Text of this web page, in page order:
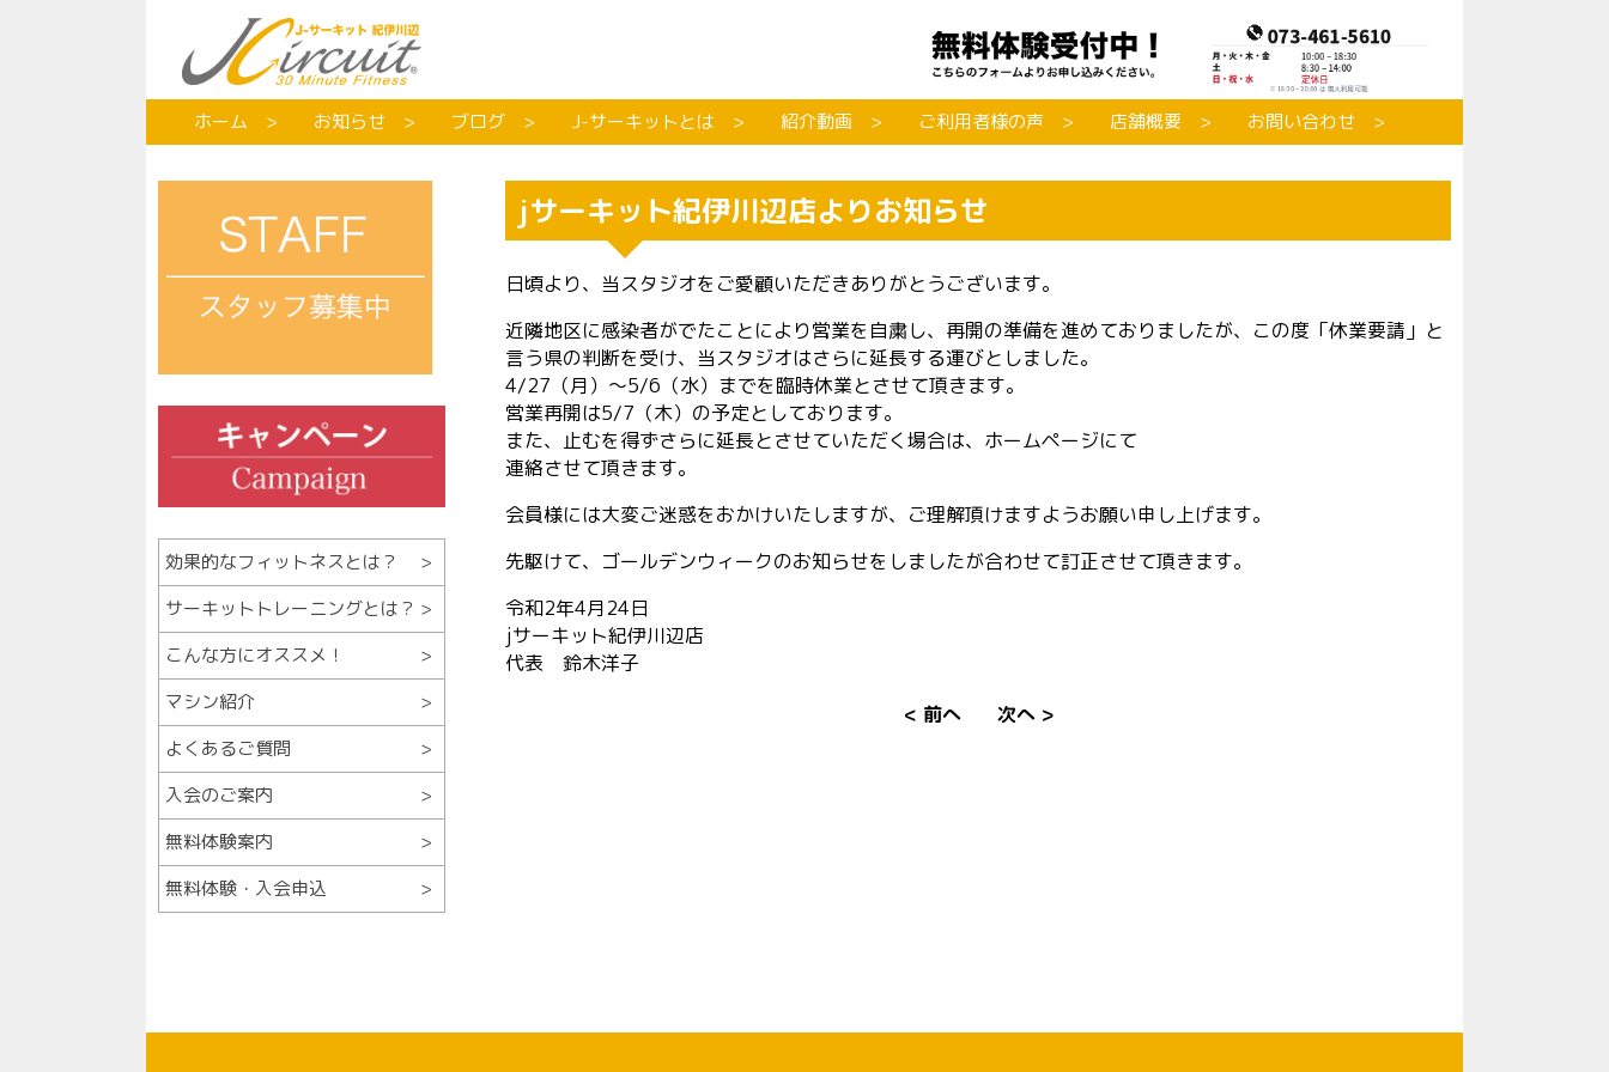
ホーム お知らせ ブログ J-サーキットとは 紹介動画 ご利用者様の声 店舗概要 お問い合わせ
効果的なフィットネスとは？
サーキットトレーニングとは？
こんな方にオススメ！
マシン紹介
よくあるご質問
入会のご案内
無料体験案内
無料体験・入会申込
jサーキット紀伊川辺店よりお知らせ
日頃より、当スタジオをご愛顧いただきありがとうございます。
近隣地区に感染者がでたことにより営業を自粛し、再開の準備を進めておりましたが、この度「休業要請」と
言う県の判断を受け、当スタジオはさらに延長する運びとしました。
4/27（月）〜5/6（水）までを臨時休業とさせて頂きます。
営業再開は5/7（木）の予定としております。
また、止むを得ずさらに延長とさせていただく場合は、ホームページにて
連絡させて頂きます。
会員様には大変ご迷惑をおかけいたしますが、ご理解頂けますようお願い申し上げます。
先駆けて、ゴールデンウィークのお知らせをしましたが合わせて訂正させて頂きます。
令和2年4月24日
jサーキット紀伊川辺店
代表 鈴木洋子
< 前へ
次へ >